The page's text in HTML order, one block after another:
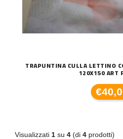
TRAPUNTINA CULLA LETTINO
120X150 ART
Visualizzati 1 su 4 (di 4 prodotti)